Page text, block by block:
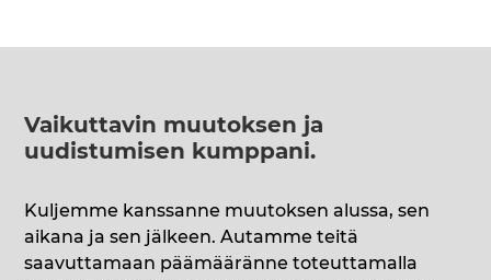
Vaikuttavin muutoksen ja
uudistumisen kumppani.
Kuljemme kanssanne muutoksen alussa, sen
aikana ja sen jälkeen. Autamme teitä
saavuttamaan päämääränne toteuttamalla